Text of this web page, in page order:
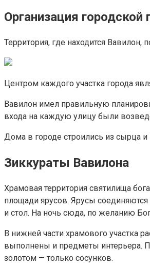
Организация городской
Территория, где находится Вавилон,
Центром каждого участка города
Вавилон имел правильную
входа на каждую улицу были
Дома в городе строились из сырца
Зиккураты Вавилона
Храмовая территория святилища
площади ярусов. Ярусы
и стол. На ночь сюда, по желанию
В нижней части храмового участка
выполнены и предметы интерьера.
золотом — только сосунков.